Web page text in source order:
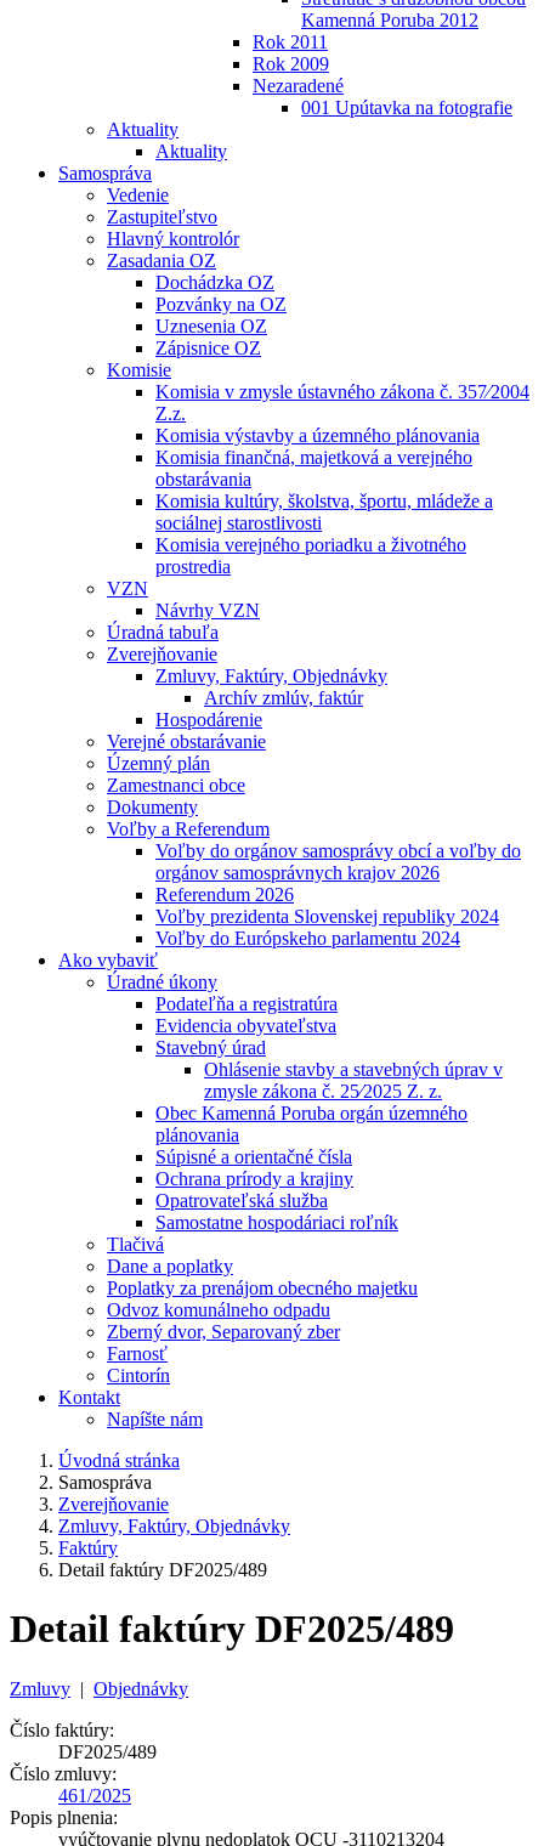
Kamenná Poruba 2012
Rok 2011
Rok 2009
Nezaradené
001 Upútavka na fotografie
Aktuality
Aktuality
Samospráva
Vedenie
Zastupiteľstvo
Hlavný kontrolór
Zasadania OZ
Dochádzka OZ
Pozvánky na OZ
Uznesenia OZ
Zápisnice OZ
Komisie
Komisia v zmysle ústavného zákona č. 357⁄2004
Z.z.
Komisia výstavby a územného plánovania
Komisia finančná, majetková a verejného
obstarávania
Komisia kultúry, školstva, športu, mládeže a
sociálnej starostlivosti
Komisia verejného poriadku a životného
prostredia
VZN
Návrhy VZN
Úradná tabuľa
Zverejňovanie
Zmluvy, Faktúry, Objednávky
Archív zmlúv, faktúr
Hospodárenie
Verejné obstarávanie
Územný plán
Zamestnanci obce
Dokumenty
Voľby a Referendum
Voľby do orgánov samosprávy obcí a voľby do
orgánov samosprávnych krajov 2026
Referendum 2026
Voľby prezidenta Slovenskej republiky 2024
Voľby do Európskeho parlamentu 2024
Ako vybaviť
Úradné úkony
Podateľňa a registratúra
Evidencia obyvateľstva
Stavebný úrad
Ohlásenie stavby a stavebných úprav v
zmysle zákona č. 25⁄2025 Z. z.
Obec Kamenná Poruba orgán územného
plánovania
Súpisné a orientačné čísla
Ochrana prírody a krajiny
Opatrovateľská služba
Samostatne hospodáriaci roľník
Tlačivá
Dane a poplatky
Poplatky za prenájom obecného majetku
Odvoz komunálneho odpadu
Zberný dvor, Separovaný zber
Farnosť
Cintorín
Kontakt
Napíšte nám
Úvodná stránka
Samospráva
Zverejňovanie
Zmluvy, Faktúry, Objednávky
Faktúry
Detail faktúry DF2025/489
Detail faktúry DF2025/489
Zmluvy | Objednávky
Číslo faktúry:
DF2025/489
Číslo zmluvy:
461/2025
Popis plnenia:
vyúčtovanie plynu nedoplatok OCU -3110213204